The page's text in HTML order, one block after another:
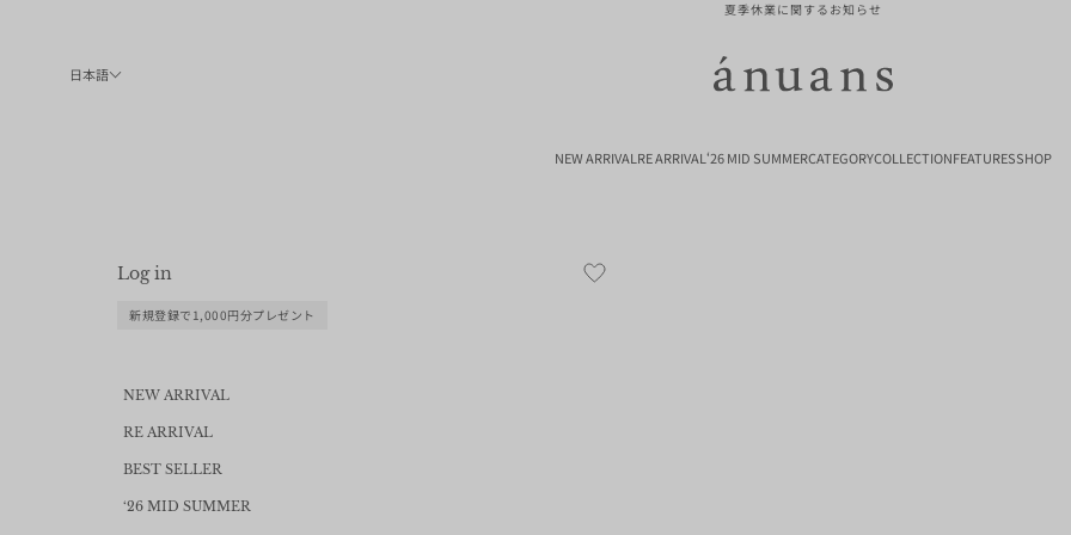
夏季休業に関するお知らせ
ánuans
NEW ARRIVAL RE ARRIVAL ‘26 MID SUMMERCATEGORYCOLLECTIONFEATURESSHOP
日本語
Log in お気に入り
新規登録で1,000円分プレゼント
NEW ARRIVAL
RE ARRIVAL
BEST SELLER
‘26 MID SUMMER